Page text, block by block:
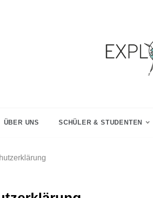
ÜBER UNS SCHÜLER & STUDENTEN